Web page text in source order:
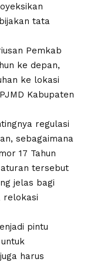
tata
Pemkab
ke depan,
ke lokasi
Kabupaten
regulasi
sebagaimana
17 Tahun
tersebut
jelas bagi
relokasi
pintu
harus